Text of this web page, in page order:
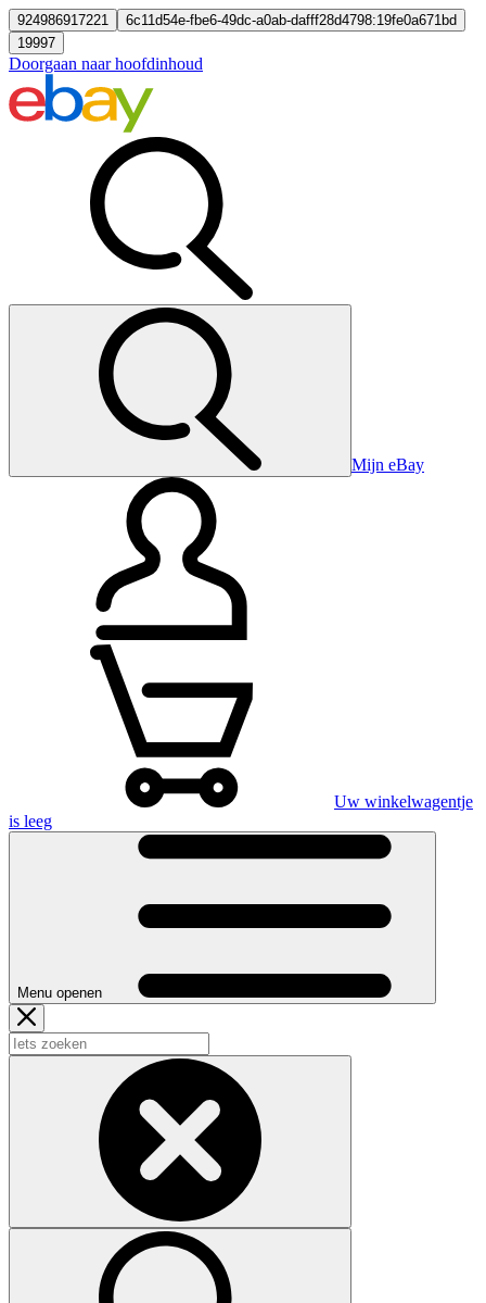
924986917221
6c11d54e-fbe6-49dc-a0ab-dafff28d4798:19fe0a671bd
19997
Doorgaan naar hoofdinhoud
Mijn eBay
Uw winkelwagentje
is leeg
Menu openen